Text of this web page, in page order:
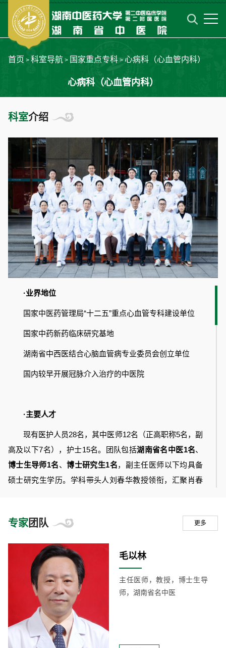
首页 > 科室导航> 国家重点专科>心病科（心血管内科）
心病科（心血管内科）
科室介绍
·业界地位
国家中医药管理局“十二五”重点心血管专科建设单位
国家中药新药临床研究基地
湖南省中西医结合心脑血管病专业委员会创立单位
国内较早开展冠脉介入治疗的中医院
·主要人才
现有医护人员28名，其中医师12名（正高职称5名，副
高及以下7名），护士15名。团队包括湖南省名中医1名、
博士生导师1名、博士研究生1名，副主任医师以下均具备
硕士研究生学历。学科带头人刘春华教授领衔，汇聚肖春
·科室布局
开放普通病床50张，配备心血管监护病房（CCU）；
设独立门诊、心导管室、心电工作站及重点专科研究室；
现位于仲景楼五楼，配备现代化诊疗区域，满足临床、科
研、教学一体化需求。
专家团队 更多
毛以林
主任医师，教授，博士生导
师，湖南省名中医